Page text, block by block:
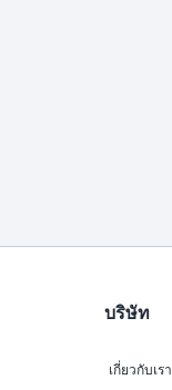
บริษัท
เกี่ยวกับเรา